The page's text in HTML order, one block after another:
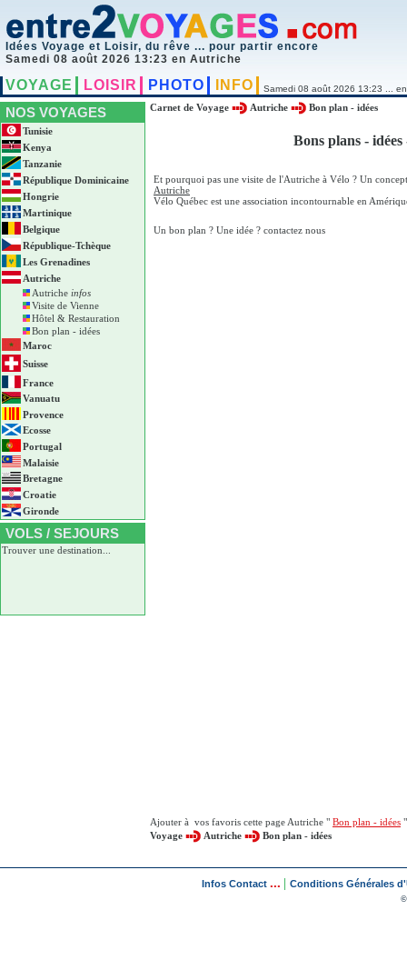
Idées Voyage et Loisir, du rêve ... pour partir encore
Samedi 08 août 2026 13:23 en Autriche
VOYAGE LOISIR PHOTO INFO Samedi 08 août 2026 13:23 ...
NOS VOYAGES
Tunisie
Kenya
Tanzanie
République Dominicaine
Hongrie
Martinique
Belgique
République-Tchèque
Les Grenadines
Autriche
Autriche infos
Visite de Vienne
Hôtel & Restauration
Bon plan - idées
Maroc
Suisse
France
Vanuatu
Provence
Ecosse
Portugal
Malaisie
Bretagne
Croatie
Gironde
VOLS / SEJOURS
Trouver une destination...
Carnet de Voyage Autriche Bon plan - idées
Bons plans -
Et pourquoi pas une visite de l'Autriche à Vélo ? Un
Autriche
Vélo Québec est une association incontournable en
Un bon plan ? Une idée ? contactez nous
Ajouter à vos favoris cette page Autriche " Bon plan - idées
Voyage
Autriche Bon plan - idées
Infos Contact ... Conditions Générales
©